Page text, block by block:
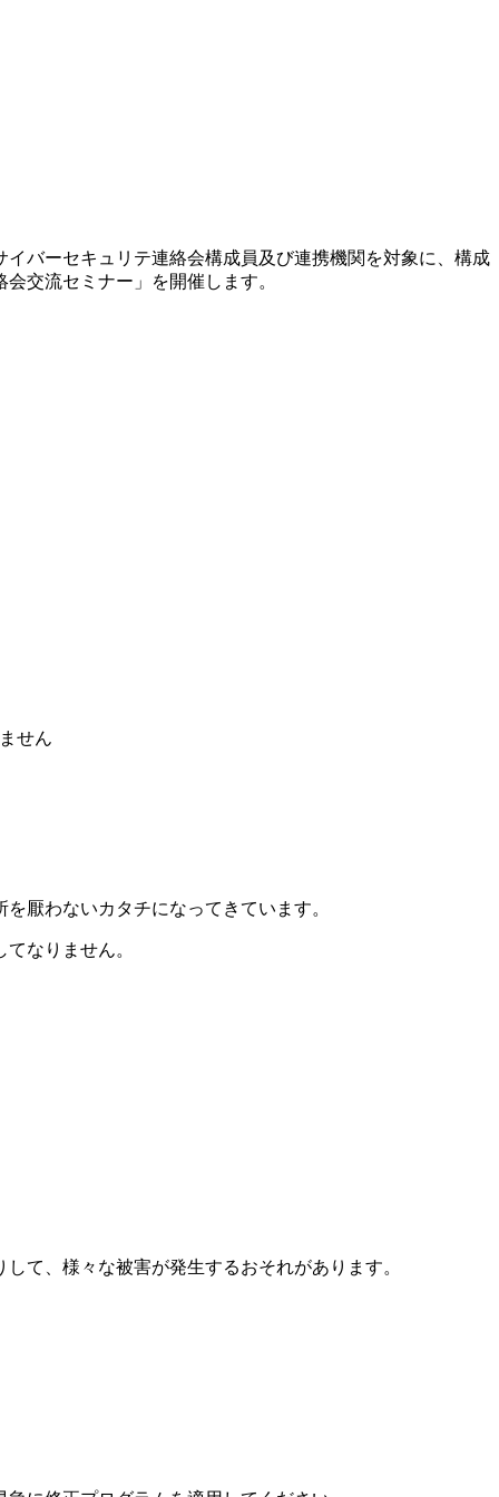
バーセキュリテ連絡会構成員及び連携機関を対象に、構成
交流セミナー」を開催します。
せん
厭わないカタチになってきています。
なりません。
て、様々な被害が発生するおそれがあります。